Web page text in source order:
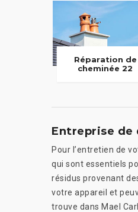
Réparation de
cheminée 22
Entreprise de
Pour l’entretien de
qui sont essentiels
résidus provenant
votre appareil et
trouve dans Mael